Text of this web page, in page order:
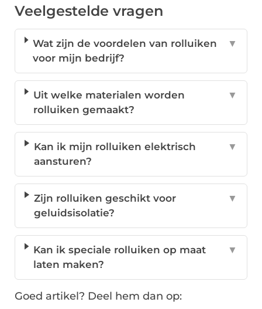
Veelgestelde vragen
Wat zijn de voordelen van rolluiken
voor mijn bedrijf?
▼
Uit welke materialen worden
rolluiken gemaakt?
▼
Kan ik mijn rolluiken elektrisch
aansturen?
▼
Zijn rolluiken geschikt voor
geluidsisolatie?
▼
Kan ik speciale rolluiken op maat
laten maken?
▼
Goed artikel? Deel hem dan op: